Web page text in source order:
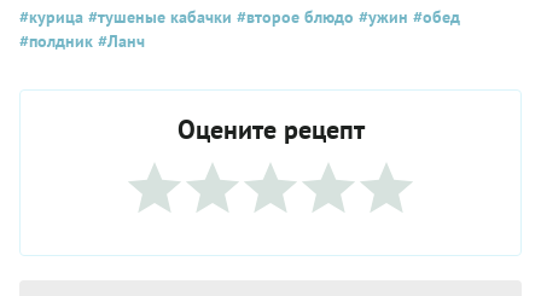
#курица #тушеные кабачки #второе блюдо #ужин #обед
#полдник #Ланч
Оцените рецепт